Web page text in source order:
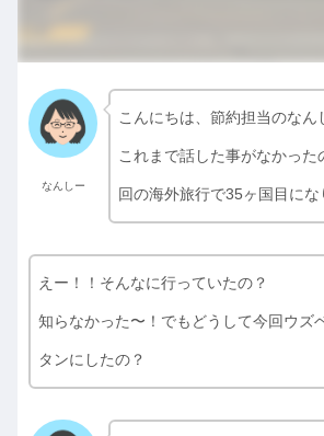
なんしー
こんにちは、節約担当のなん
これまで話した事がなかった
回の海外旅行で35ヶ国目にな
えー！！そんなに行っていたの？
知らなかった〜！でもどうして今回ウズ
タンにしたの？